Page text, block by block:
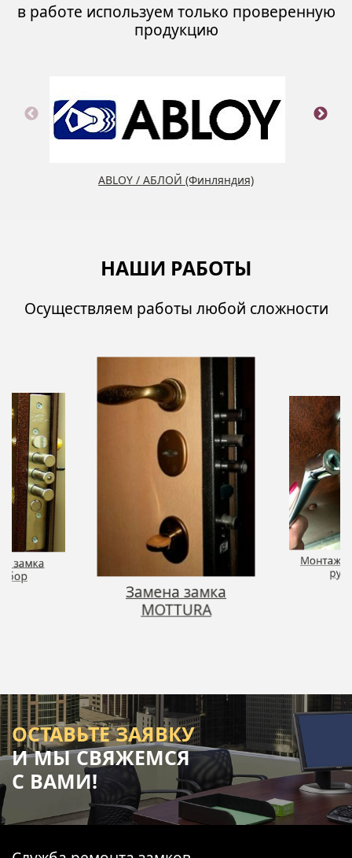
в работе используем только проверенную
продукцию
ABLOY / АБЛОЙ (Финляндия)
НАШИ РАБОТЫ
Осуществляем работы любой сложности
замка
Замена замка
MOTTURA
Монтаж
ОСТАВЬТЕ ЗАЯВКУ
И МЫ СВЯЖЕМСЯ
С ВАМИ!